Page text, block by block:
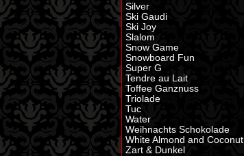
Silver
Ski Gaudi
Ski Joy
Slalom
Snow Game
Snowboard Fun
Super G
Tendre au Lait
Toffee Ganznuss
Triolade
Tuc
Water
Weihnachts Schokolade
White Almond and Coconut
Zart & Dunkel